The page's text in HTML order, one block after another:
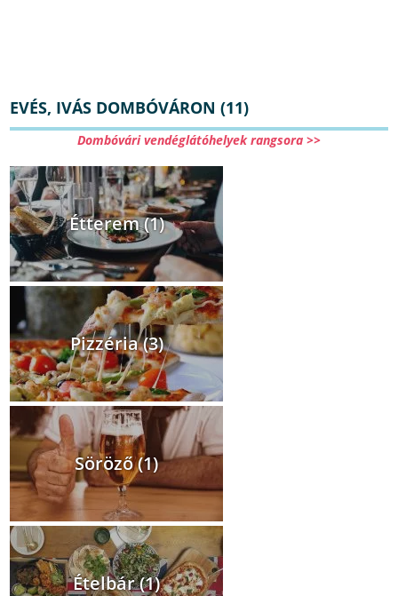
EVÉS, IVÁS DOMBÓVÁRON (11)
Dombóvári vendéglátóhelyek rangsora >>
Étterem (1)
Pizzéria (3)
Söröző (1)
Ételbár (1)